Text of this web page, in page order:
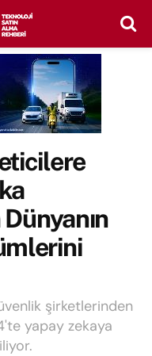
şirketlerinden
yapay zekaya